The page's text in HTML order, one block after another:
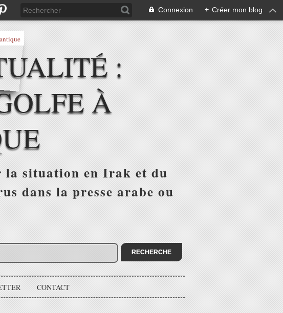
Connexion + Créer mon blog
:
À
la situation en Irak et du
dans la presse arabe ou
CONTACT